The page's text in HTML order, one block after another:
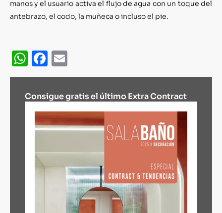
manos y el usuario activa el flujo de agua con un toque del
antebrazo, el codo, la muñeca o incluso el pie.
WhatsApp
Facebook
Consigue gratis el último Extra Contract